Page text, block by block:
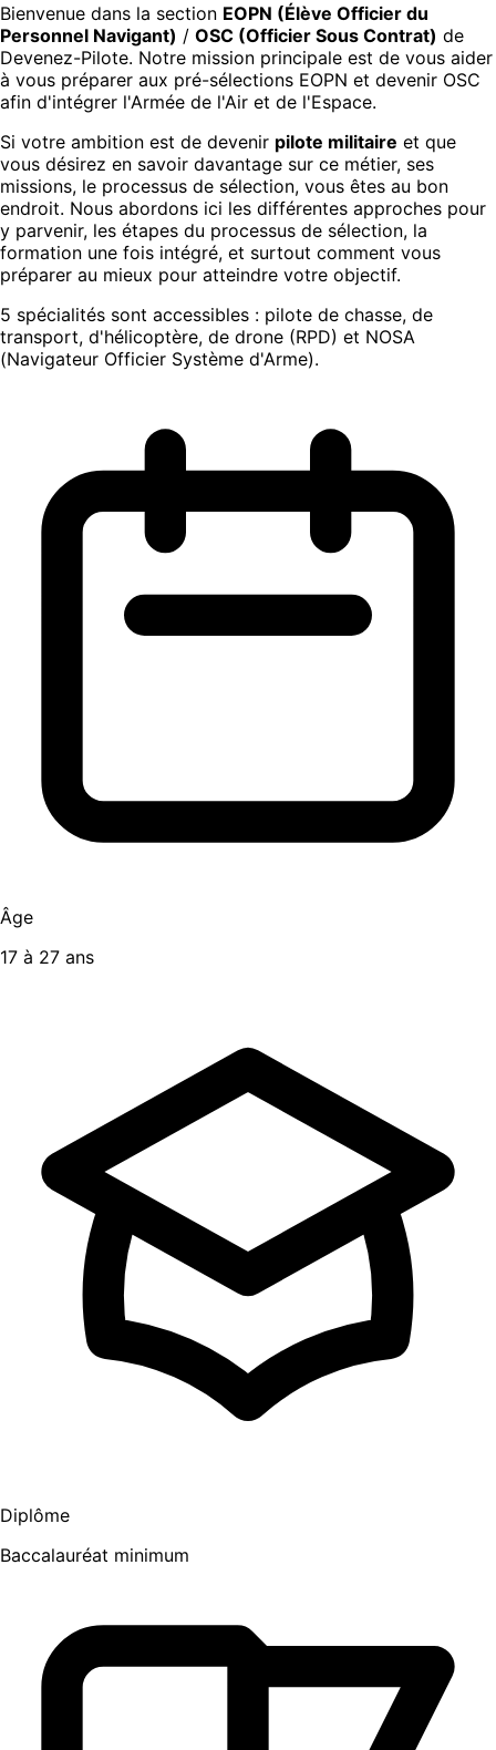
Bienvenue dans la section EOPN (Élève Officier du
Personnel Navigant) / OSC (Officier Sous Contrat) de
Devenez-Pilote. Notre mission principale est de vous aider
à vous préparer aux pré-sélections EOPN et devenir OSC
afin d'intégrer l'Armée de l'Air et de l'Espace.
Si votre ambition est de devenir pilote militaire et que
vous désirez en savoir davantage sur ce métier, ses
missions, le processus de sélection, vous êtes au bon
endroit. Nous abordons ici les différentes approches pour
y parvenir, les étapes du processus de sélection, la
formation une fois intégré, et surtout comment vous
préparer au mieux pour atteindre votre objectif.
5 spécialités sont accessibles : pilote de chasse, de
transport, d'hélicoptère, de drone (RPD) et NOSA
(Navigateur Officier Système d'Arme).
Âge
17 à 27 ans
Diplôme
Baccalauréat minimum